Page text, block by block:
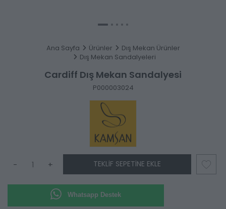
Ana Sayfa Ürünler
Dış Mekan Ürünler
Dış Mekan Sandalyeleri
Cardiff Dış Mekan Sandalyesi
P000003024
- + TEKLIF SEPETINE EKLE
Whatsapp Destek